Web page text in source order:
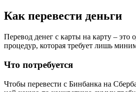
Как перевести деньги
Перевод денег с карты на карту – это
процедур, которая требует лишь
Что потребуется
Чтобы перевести с Бинбанка на